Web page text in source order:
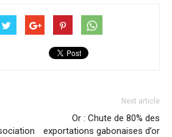
Next article
Or : Chute de 80% des
exportations gabonaises d’or